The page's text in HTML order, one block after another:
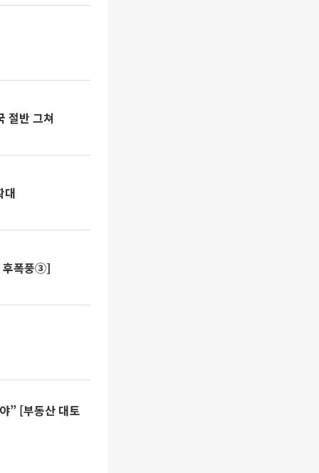
절반 그쳐
대
후폭풍③]
” [부동산 대토